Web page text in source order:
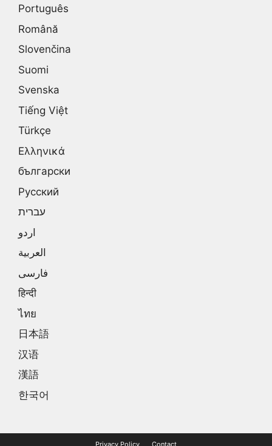
Português
Română
Slovenčina
Suomi
Svenska
Tiếng Việt
Türkçe
Ελληνικά
български
Русский
עברית
اردو
العربية
فارسی
हिन्दी
ไทย
日本語
汉语
漢語
한국어
Privacy Policy Contact